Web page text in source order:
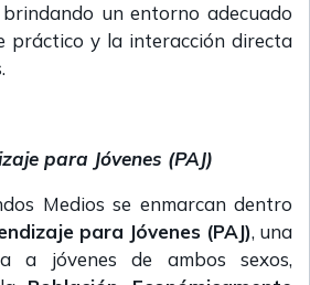
brindando un entorno adecuado
práctico y la interacción directa
para Jóvenes (PAJ)
Medios se enmarcan dentro
para Jóvenes (PAJ), una
a jóvenes de ambos sexos,